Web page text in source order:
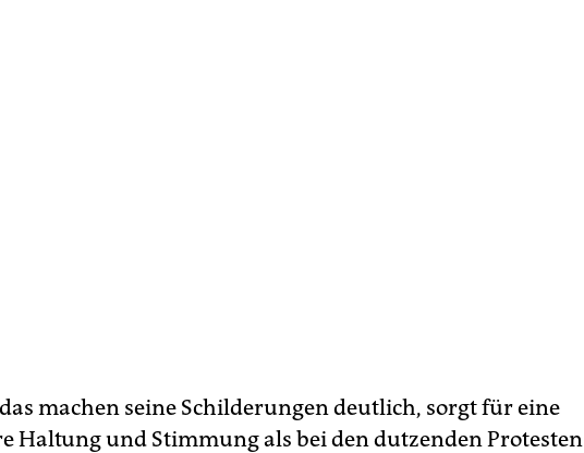
machen seine Schilderungen deutlich, sorgt für eine
Haltung und Stimmung als bei den dutzenden Protesten